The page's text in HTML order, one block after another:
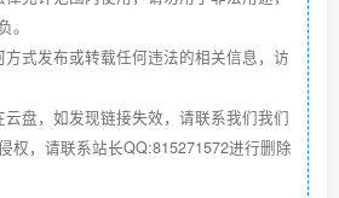
。
式发布或转载任何违法的相关信息，访
盘，如发现链接失效，请联系我们我们
权，请联系站长QQ:815271572进行删除